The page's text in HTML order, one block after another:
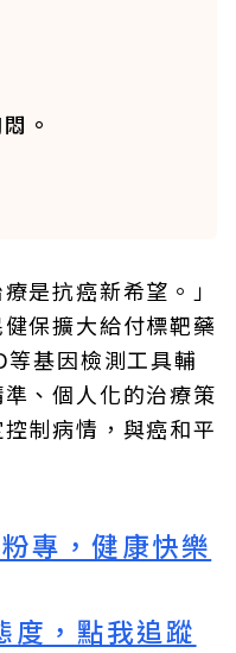
。
是抗癌新希望。」
保擴大給付標靶藥
基因檢測工具輔
、個人化的治療策
制病情，與癌和平
專，健康快樂
度，點我追蹤